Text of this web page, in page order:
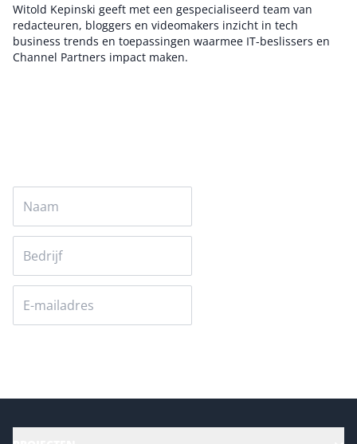
Witold Kepinski geeft met een gespecialiseerd team van
redacteuren, bloggers en videomakers inzicht in tech
business trends en toepassingen waarmee IT-beslissers en
Channel Partners impact maken.